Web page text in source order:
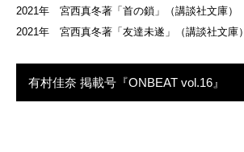
2021年 宮西真冬著「首の鎖」（講談社文庫）
2021年 宮西真冬著「友達未遂」（講談社文庫）
有村佳奈 掲載号『ONBEAT vol.16』